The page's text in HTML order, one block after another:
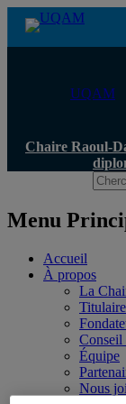
Chaire Raoul-
UQAM
Chaire Raoul-
Menu
Accueil
À propos
La
Titulaire
Conseil
Équipe
Nous